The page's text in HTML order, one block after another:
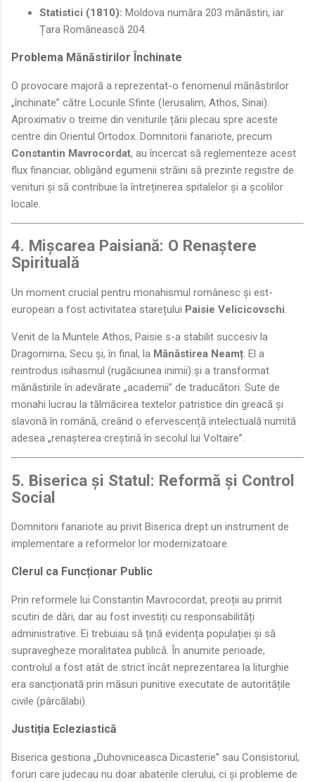
Statistici (1810): Moldova număra 203 mănăstiri, iar
Țara Românească 204.
Problema Mănăstirilor Închinate
O provocare majoră a reprezentat-o fenomenul mănăstirilor
„închinate” către Locurile Sfinte (Ierusalim, Athos, Sinai).
Aproximativ o treime din veniturile țării plecau spre aceste
centre din Orientul Ortodox. Domnitorii fanariote, precum
Constantin Mavrocordat, au încercat să reglementeze acest
flux financiar, obligând egumenii străini să prezinte registre de
venituri și să contribuie la întreținerea spitalelor și a școlilor
locale.
4. Mișcarea Paisiană: O Renaștere
Spirituală
Un moment crucial pentru monahismul românesc și est-
european a fost activitatea starețului Paisie Velicicovschi.
Venit de la Muntele Athos, Paisie s-a stabilit succesiv la
Dragomirna, Secu și, în final, la Mănăstirea Neamț. El a
reintrodus isihasmul (rugăciunea inimii) și a transformat
mănăstirile în adevărate „academii” de traducători. Sute de
monahi lucrau la tălmăcirea textelor patristice din greacă și
slavonă în română, creând o efervescență intelectuală numită
adesea „renașterea creștină în secolul lui Voltaire”.
5. Biserica și Statul: Reformă și Control
Social
Domnitorii fanariote au privit Biserica drept un instrument de
implementare a reformelor lor modernizatoare.
Clerul ca Funcționar Public
Prin reformele lui Constantin Mavrocordat, preoții au primit
scutiri de dări, dar au fost investiți cu responsabilități
administrative. Ei trebuiau să țină evidența populației și să
supravegheze moralitatea publică. În anumite perioade,
controlul a fost atât de strict încât neprezentarea la liturghie
era sancționată prin măsuri punitive executate de autoritățile
civile (pârcălabi).
Justiția Ecleziastică
Biserica gestiona „Duhovniceasca Dicasterie” sau Consistoriul,
foruri care judecau nu doar abaterile clerului, ci și probleme de